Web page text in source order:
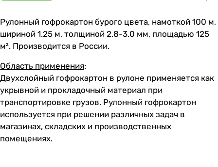
Рулонный гофрокартон бурого цвета, намоткой 100 м,
шириной 1.25 м, толщиной 2.8-3.0 мм, площадью 125
м². Производится в России.
Область применения:
Двухслойный гофрокартон в рулоне применяется как
укрывной и прокладочный материал при
транспортировке грузов. Рулонный гофрокартон
используется при решении различных задач в
магазинах, складских и производственных
помещениях.